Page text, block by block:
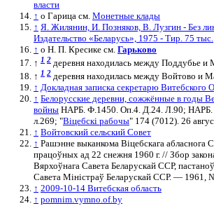
власти
↑ о Гарица см. Монетные клады
↑ Я. Жилянин, И. Позняков, В. Лузгин - Без
Издательство «Беларусь», 1975 - Тир. 75 тыс.
↑ о Н. П. Кресике см. Гарьково
↑ 1 2 деревня находилась между Поддубье и
↑ 1 2 деревня находилась между Войтово и
↑ Докладная записка секретарю
↑ Белорусские деревни, сожжённые в годы
войны НАРБ. Ф.1450. Оп.4. Д.24. Л.90;
л.269; "Вiцебскi рабочы" 174 (7012). 26
↑ Войтовский сельский Совет
↑ Рашэнне выканкома Віцебскага абласнога
працоўных ад 22 снежня 1960 г. // Збор
Вярхоўнага Савета Беларускай ССР,
Савета Міністраў Беларускай ССР. — 1961,
↑ 2009-10-14 Витебская область
↑ pomnim.vymno.of.by